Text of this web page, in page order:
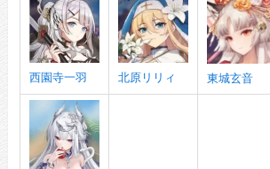
西園寺一羽 北原リリィ 東城玄音